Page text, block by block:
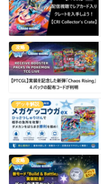
攻略
デッキ解説
攻略